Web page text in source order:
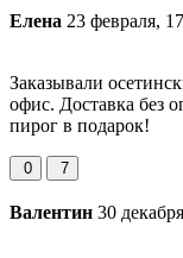
Елена 23 февраля,
Заказывали
офис. Доставка без
пирог в подарок!
0 7
Валентин 30